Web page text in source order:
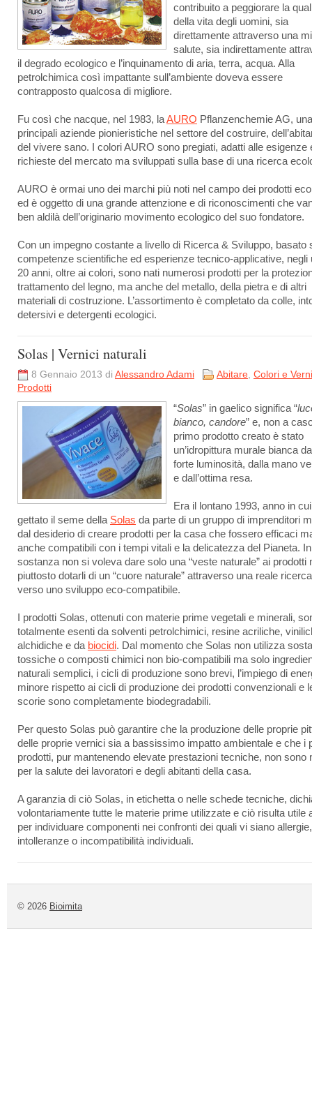
contribuito a peggiorare la
della vita degli uomini, sia
direttamente attraverso una
salute, sia indirettamente
il degrado ecologico e l’inquinamento di aria, terra, acqua. Alla
petrolchimica così impattante sull’ambiente doveva essere
contrapposto qualcosa di migliore.
Fu così che nacque, nel 1983, laAURO Pflanzenchemie AG,
principali aziende pionieristiche nel settore del costruire,
del vivere sano. I colori AURO sono pregiati, adatti alle esigenze
richieste del mercato ma sviluppati sulla base di una ricerca
AURO è ormai uno dei marchi più noti nel campo dei prodotti
ed è oggetto di una grande attenzione e di riconoscimenti che
ben aldilà dell’originario movimento ecologico del suo fondatore.
Con un impegno costante a livello di Ricerca & Sviluppo, basato
competenze scientifiche ed esperienze tecnico-applicative, negli
20 anni, oltre ai colori, sono nati numerosi prodotti per la
trattamento del legno, ma anche del metallo, della pietra e di altri
materiali di costruzione. L’assortimento è completato da colle,
detersivi e detergenti ecologici.
Solas | Vernici naturali
8 Gennaio 2013 di Alessandro Adami Abitare, Colori e
Prodotti
“Solas” in gaelico significa “
bianco, candore” e, non a
primo prodotto creato è stato
un’idropittura murale bianca
forte luminosità, dalla mano
e dall’ottima resa.
Era il lontano 1993, anno in
gettato il seme della Solas da parte di un gruppo di imprenditori
dal desiderio di creare prodotti per la casa che fossero efficaci
anche compatibili con i tempi vitali e la delicatezza del Pianeta. In
sostanza non si voleva dare solo una “veste naturale” ai prodotti
piuttosto dotarli di un “cuore naturale” attraverso una reale ricerca
verso uno sviluppo eco-compatibile.
I prodotti Solas, ottenuti con materie prime vegetali e minerali,
totalmente esenti da solventi petrolchimici, resine acriliche,
alchidiche e da biocidi. Dal momento che Solas non utilizza
tossiche o composti chimici non bio-compatibili ma solo
naturali semplici, i cicli di produzione sono brevi, l’impiego di
minore rispetto ai cicli di produzione dei prodotti convenzionali e
scorie sono completamente biodegradabili.
Per questo Solas può garantire che la produzione delle proprie
delle proprie vernici sia a bassissimo impatto ambientale e che i
prodotti, pur mantenendo elevate prestazioni tecniche, non sono
per la salute dei lavoratori e degli abitanti della casa.
A garanzia di ciò Solas, in etichetta o nelle schede tecniche,
volontariamente tutte le materie prime utilizzate e ciò risulta utile
per individuare componenti nei confronti dei quali vi siano allergie,
intolleranze o incompatibilità individuali.
© 2026 Bioimita